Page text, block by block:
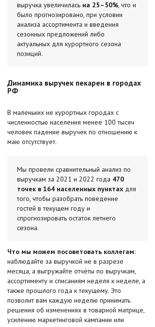
выручка увеличилась на 25–50%, что и
было прогнозировано, при условии
анализа ассортимента и введения
сезонных предложений либо
актуальных для курортного сезона
позиций.
Динамика выручек пекарен в городах
РФ
В маленьких не курортных городах с
численностью населения менее 100 тысяч
человек падение выручек по отношению к
маю отсутствует.
Мы провели сравнительный анализ по
выручкам за 2021 и 2022 года 470
точек в 164 населенных пунктах для
того, чтобы разобрать поведение
гостей в текущем году и
спрогнозировать остаток летнего
сезона.
Что мы можем посоветовать коллегам:
наблюдайте за выручкой не в разрезе
месяца, а выгружайте отчёты по выручкам,
ассортименту и списаниям неделя к неделе, а
также прошлого года к текущему. Это
позволит вам каждую неделю принимать
решения об изменениях в товарной матрице,
усилению маркетинговой кампании или